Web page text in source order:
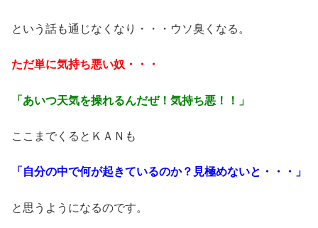
という話も通じなくなり・・・ウソ臭くなる。
ただ単に気持ち悪い奴・・・
「あいつ天気を操れるんだぜ！気持ち悪！！」
ここまでくるとＫＡＮも
「自分の中で何が起きているのか？見極めないと・・・」
と思うようになるのです。